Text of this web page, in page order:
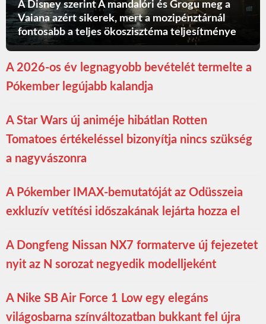
A Disney szerint A mandalóri és Grogu meg a
Vaiana azért sikerek, mert a mozipénztárnál
fontosabb a teljes ökoszisztéma teljesítménye
A 2026-os év legnagyobb bevételét termelte a
Pókember legújabb kalandja
A Star Wars új animéje hibátlan Rotten
Tomatoes értékeléssel bizonyítja nincs szükség
a nagyvászonra
A Pókember IMAX-bemutatóját az Odüsszeia
exkluzív vetítési időszakának lejárta hozza el
A Dongfeng Nissan NX7 formaterve új fejezetet
nyit az N sorozat negyedik modelljeként
A Nike SB Air Force 1 Low egy elegáns
világosbarna színváltozatban bukkant fel újra